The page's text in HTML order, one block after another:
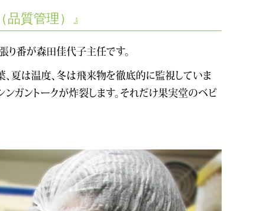
質管理）』
り番が森田佳代子主任です。
夏は温度、冬は飛来物を徹底的に監視していま
ンガントークが炸裂します。それだけ果実堂のベビ